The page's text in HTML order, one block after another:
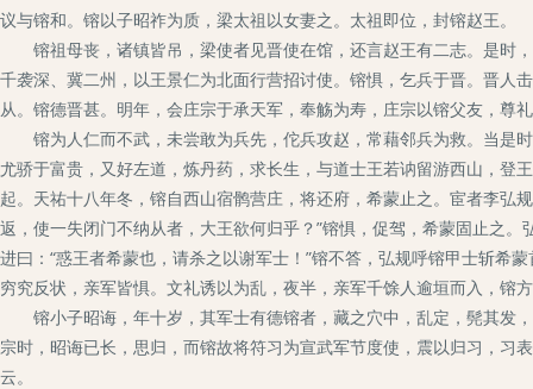
议与镕和。镕以子昭祚为质，梁太祖以女妻之。太祖即位，封镕赵王。
镕祖母丧，诸镇皆吊，梁使者见晋使在馆，还言赵王有二志。是时
千袭深、冀二州，以王景仁为北面行营招讨使。镕惧，乞兵于晋。晋人
从。镕德晋甚。明年，会庄宗于承天军，奉觞为寿，庄宗以镕父友，尊
镕为人仁而不武，未尝敢为兵先，佗兵攻赵，常藉邻兵为救。当是
尤骄于富贵，又好左道，炼丹药，求长生，与道士王若讷留游西山，
起。天祐十八年冬，镕自西山宿鹘营庄，将还府，希蒙止之。宦者李弘
返，使一失闭门不纳从者，大王欲何归乎？”镕惧，促驾，希蒙固止之
进曰：“惑王者希蒙也，请杀之以谢军士！”镕不答，弘规呼镕甲士斩希
穷究反状，亲军皆惧。文礼诱以为乱，夜半，亲军千馀人逾垣而入，
镕小子昭诲，年十岁，其军士有德镕者，藏之穴中，乱定，髡其发
宗时，昭诲已长，思归，而镕故将符习为宣武军节度使，震以归习，习
云。